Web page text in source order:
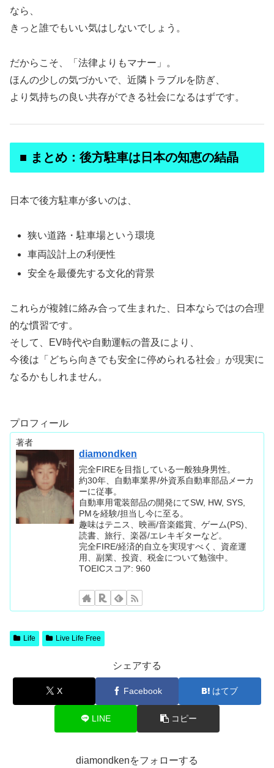
なら、
きっと誰でもいい気はしないでしょう。
だからこそ、「法律よりもマナー」。
ほんの少しの気づかいで、近隣トラブルを防ぎ、
より気持ちの良い共存ができる社会になるはずです。
■ まとめ：後方駐車は日本の知恵の結晶
日本で後方駐車が多いのは、
狭い道路・駐車場という環境
車両設計上の利便性
安全を最優先する文化的背景
これらが複雑に絡み合って生まれた、日本ならではの合理
的な慣習です。
そして、EV時代や自動運転の普及により、
今後は「どちら向きでも安全に停められる社会」が現実に
なるかもしれません。
プロフィール
著者
diamondken
完全FIREを目指している一般独身男性。
約30年、自動車業界/外資系自動車部品メーカ
ーに従事。
自動車用電装部品の開発にてSW, HW, SYS,
PMを経験/担当し今に至る。
趣味はテニス、映画/音楽鑑賞、ゲーム(PS)、
読書、旅行、楽器/エレキギターなど。
完全FIRE/経済的自立を実現すべく、資産運
用、副業、投資、税金について勉強中。
TOEICスコア: 960
Life Live Life Free
シェアする
X Facebook はてブ
LINE コピー
diamondkenをフォローする